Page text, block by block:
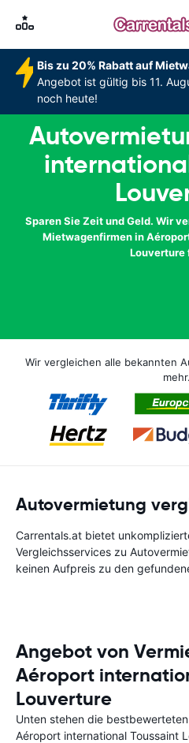
Bis zu 20% Rabatt auf
Angebot ist gültig bis 11.
noch heute!
Sparen Sie Zeit und Geld. Wir
Mietwagenfirmen in
Louverture
Wir vergleichen alle bekannten
mehr.
Autovermietung
Carrentals.at bietet
Vergleichsservices zu
keinen Aufpreis zu den
Angebot von
Aéroport
Louverture
Unten stehen die
Aéroport international Toussaint